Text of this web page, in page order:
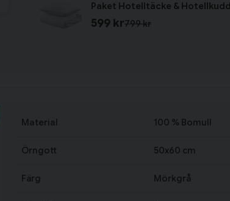
799 kr
599 kr
Material 100 % Bomull
Örngott 50x60 cm
Färg Mörkgrå